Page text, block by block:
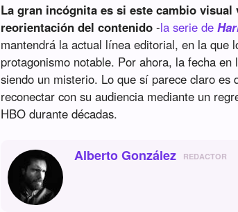
La gran incógnita es si este cambio visual
reorientación del contenido -la serie de
mantendrá la actual línea editorial, en la que
protagonismo notable. Por ahora, la fecha
siendo un misterio. Lo que sí parece claro es
reconectar con su audiencia mediante un
HBO durante décadas.
Alberto González REDACTOR